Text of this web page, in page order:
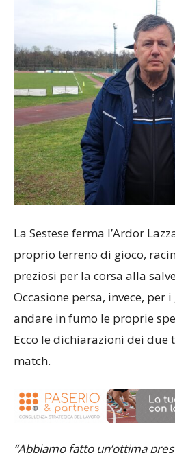
La Sestese ferma l’Ardor
proprio terreno di gioco,
preziosi per la corsa alla
Occasione persa, invece, per
andare in fumo le proprie
Ecco le dichiarazioni dei due
match.